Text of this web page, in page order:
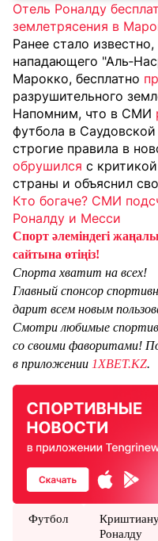
Отель Роналду
землетрясения в
Ранее стало
нападающего
Марокко, бесплатно
разрушительного
Напомним, что в СМИ
футбола в
строгие правила в
обрушился с
страны и объяснил
Кто богаче? СМИ
Роналду и Месси
Спорт әлеміндегі
сайтына өтіңіз!
Спорта хватит на всех!
Главный спонсор
дарит всем новым
Смотри любимые
со своими фаворитами!
в приложении 1XBET.KZ.
Футбол
Роналду